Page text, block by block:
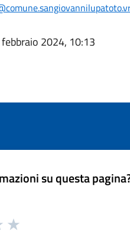
2024, 10:13
su questa